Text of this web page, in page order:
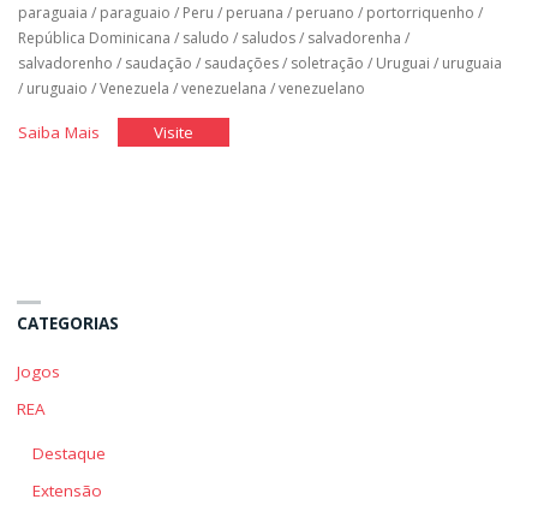
paraguaia / paraguaio / Peru / peruana / peruano / portorriquenho /
República Dominicana / saludo / saludos/ salvadorenha /
salvadorenho / saudação / saudações/ soletração / Uruguai / uruguaia
/ uruguaio /Venezuela /venezuelana /venezuelano
Saiba Mais"EspanholVisite"Espanhol
CATEGORIAS
Jogos
REA
Destaque
Extensão